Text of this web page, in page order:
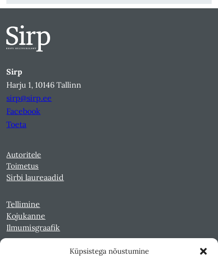
Küpsistega nõustumine
Sirp
Harju 1, 10146 Tallinn
sirp@sirp.ee
Facebook
Toeta
Autoritele
Toimetus
Sirbi laureaadid
Tellimine
Kojukanne
Ilmumisgraafik